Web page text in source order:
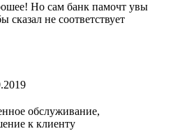
Но сам банк памочт увы
не соответствует
обслуживание,
к клиенту